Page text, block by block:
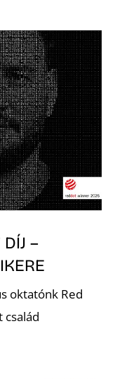
DÍJ –
oktatónk Red
család